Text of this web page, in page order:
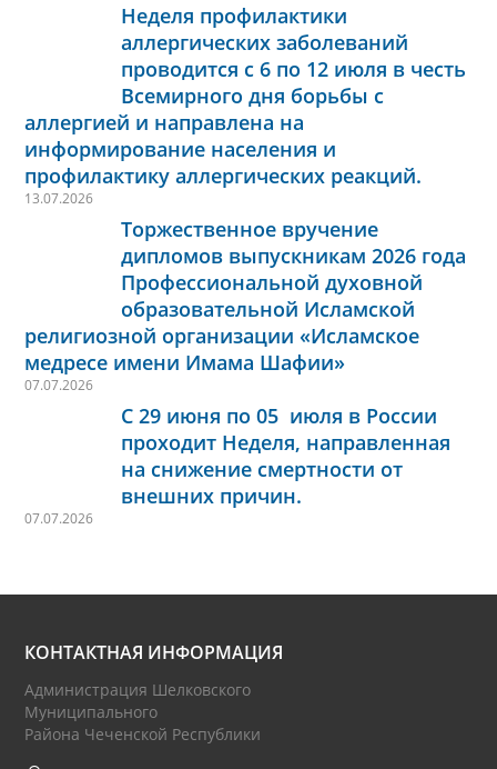
Неделя профилактики
аллергических заболеваний
проводится с 6 по 12 июля в честь
Всемирного дня борьбы с
аллергией и направлена на
информирование населения и
профилактику аллергических реакций.
13.07.2026
Торжественное вручение
дипломов выпускникам 2026 года
Профессиональной духовной
образовательной Исламской
религиозной организации «Исламское
медресе имени Имама Шафии»
07.07.2026
С 29 июня по 05 июля в России
проходит Неделя, направленная
на снижение смертности от
внешних причин.
07.07.2026
КОНТАКТНАЯ ИНФОРМАЦИЯ
Администрация Шелковского
Муниципального
Района Чеченской Республики